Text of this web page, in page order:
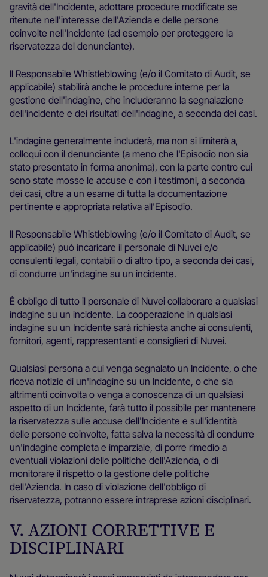
gravità dell'Incidente, adottare procedure modificate se
ritenute nell'interesse dell'Azienda e delle persone
coinvolte nell'Incidente (ad esempio per proteggere la
riservatezza del denunciante).
Il Responsabile Whistleblowing (e/o il Comitato di Audit, se
applicabile) stabilirà anche le procedure interne per la
gestione dell'indagine, che includeranno la segnalazione
dell'incidente e dei risultati dell'indagine, a seconda dei casi.
L'indagine generalmente includerà, ma non si limiterà a,
colloqui con il denunciante (a meno che l'Episodio non sia
stato presentato in forma anonima), con la parte contro cui
sono state mosse le accuse e con i testimoni, a seconda
dei casi, oltre a un esame di tutta la documentazione
pertinente e appropriata relativa all'Episodio.
Il Responsabile Whistleblowing (e/o il Comitato di Audit, se
applicabile) può incaricare il personale di Nuvei e/o
consulenti legali, contabili o di altro tipo, a seconda dei casi,
di condurre un'indagine su un incidente.
È obbligo di tutto il personale di Nuvei collaborare a qualsiasi
indagine su un incidente. La cooperazione in qualsiasi
indagine su un Incidente sarà richiesta anche ai consulenti,
fornitori, agenti, rappresentanti e consiglieri di Nuvei.
Qualsiasi persona a cui venga segnalato un Incidente, o che
riceva notizie di un'indagine su un Incidente, o che sia
altrimenti coinvolta o venga a conoscenza di un qualsiasi
aspetto di un Incidente, farà tutto il possibile per mantenere
la riservatezza sulle accuse dell'Incidente e sull'identità
delle persone coinvolte, fatta salva la necessità di condurre
un'indagine completa e imparziale, di porre rimedio a
eventuali violazioni delle politiche dell'Azienda, o di
monitorare il rispetto o la gestione delle politiche
dell'Azienda. In caso di violazione dell'obbligo di
riservatezza, potranno essere intraprese azioni disciplinari.
V. AZIONI CORRETTIVE E
DISCIPLINARI